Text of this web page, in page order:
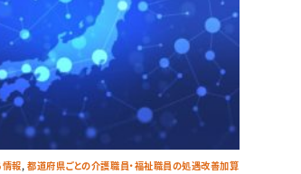
情報,都道府県ごとの介護職員・福祉職員の処遇改善加算